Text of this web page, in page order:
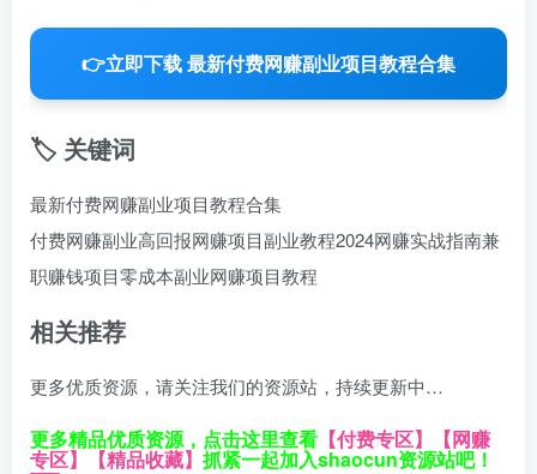
👉立即下载 最新付费网赚副业项目教程合集
🏷️ 关键词
最新付费网赚副业项目教程合集
付费网赚副业高回报网赚项目副业教程2024网赚实战指南兼
职赚钱项目零成本副业网赚项目教程
相关推荐
更多优质资源，请关注我们的资源站，持续更新中…
更多精品优质资源，点击这里查看 【付费专区】 【网赚
专区】 【精品收藏】 抓紧一起加入shaocun资源站吧！